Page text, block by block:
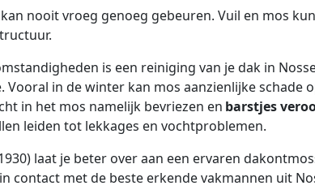
nooit vroeg genoeg gebeuren. Vuil en mos
is een reiniging van je dak in
Vooral in de winter kan mos aanzienlijke schade
in het mos namelijk bevriezen en barstjes
leiden tot lekkages en vochtproblemen.
laat je beter over aan een ervaren
contact met de beste erkende vakmannen uit